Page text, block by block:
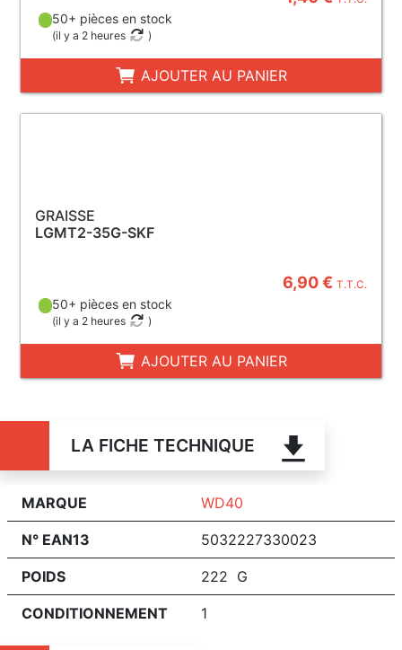
50+ pièces en stock
(il y a 2 heures )
AJOUTER AU PANIER
GRAISSE
LGMT2-35G-SKF
6,90 €T.T.C.
50+ pièces en stock
(il y a 2 heures )
AJOUTER AU PANIER
LA FICHE TECHNIQUE
MARQUE WD40
N° EAN13 5032227330023
POIDS 222 G
CONDITIONNEMENT 1